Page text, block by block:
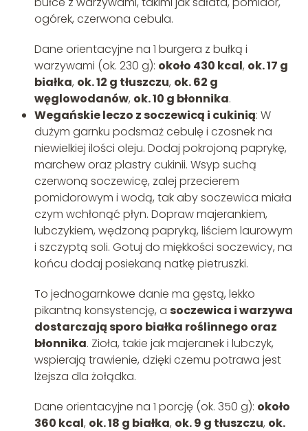
ogórek, czerwona cebula.
Dane orientacyjne na 1 burgera z bułką i
warzywami (ok. 230 g): około 430 kcal, ok. 17 g
białka, ok. 12 g tłuszczu, ok. 62 g
węglowodanów, ok. 10 g błonnika.
Wegańskie leczo z soczewicą i cukinią: W
dużym garnku podsmaż cebulę i czosnek na
niewielkiej ilości oleju. Dodaj pokrojoną paprykę,
marchew oraz plastry cukinii. Wsyp suchą
czerwoną soczewicę, zalej przecierem
pomidorowym i wodą, tak aby soczewica miała
czym wchłonąć płyn. Dopraw majerankiem,
lubczykiem, wędzoną papryką, liściem laurowym
i szczyptą soli. Gotuj do miękkości soczewicy, na
końcu dodaj posiekaną natkę pietruszki.
To jednogarnkowe danie ma gęstą, lekko
pikantną konsystencję, a soczewica i warzywa
dostarczają sporo białka roślinnego oraz
błonnika. Zioła, takie jak majeranek i lubczyk,
wspierają trawienie, dzięki czemu potrawa jest
lżejsza dla żołądka.
Dane orientacyjne na 1 porcję (ok. 350 g): około
360 kcal, ok. 18 g białka, ok. 9 g tłuszczu, ok.